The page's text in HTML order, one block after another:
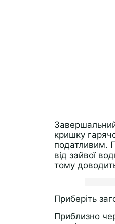
кришку
податливим.
від зайвої
тому
Приберіть
Приблизно